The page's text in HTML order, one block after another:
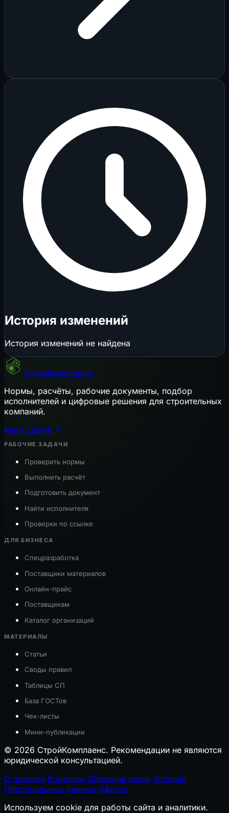
История изменений
История изменений не найдена
СтройКомплаенс
Нормы, расчёты, рабочие документы, подбор
исполнителей и цифровые решения для строительных
компаний.
Мы в Дзене ↗
РАБОЧИЕ ЗАДАЧИ
Проверить нормы
Выполнить расчёт
Подготовить документ
Найти исполнителя
Проверки по ссылке
ДЛЯ БИЗНЕСА
Спецразработка
Поставщики материалов
Онлайн-прайс
Поставщикам
Каталог организаций
МАТЕРИАЛЫ
Статьи
Своды правил
Таблицы СП
База ГОСТов
Чек-листы
Мини-публикации
© 2026 СтройКомплаенс. Рекомендации не являются
юридической консультацией.
О проекте Контакты Обратная связь Условия
Персональные данные Оферта
Используем cookie для работы сайта и аналитики.